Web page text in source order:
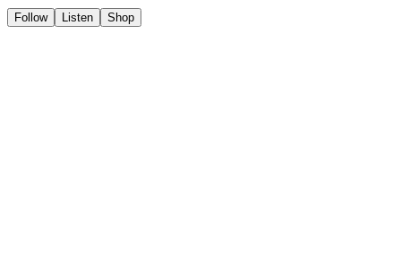
Follow Listen Shop